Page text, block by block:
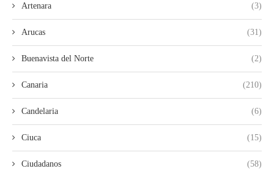
Artenara (3)
Arucas (31)
Buenavista del Norte (2)
Canaria (210)
Candelaria (6)
Ciuca (15)
Ciudadanos (58)